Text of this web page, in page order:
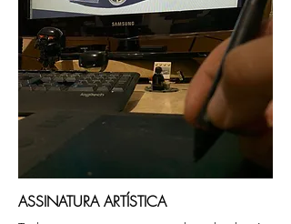
ASSINATURA ARTÍSTICA